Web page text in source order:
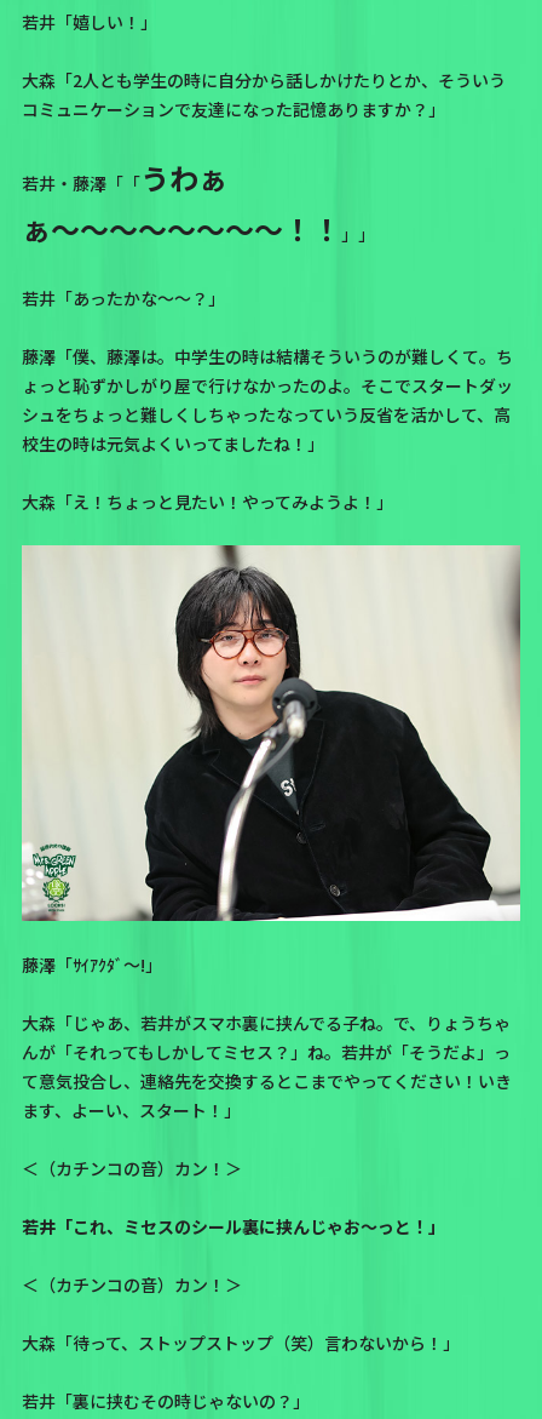
若井「嬉しい！」
大森「2人とも学生の時に自分から話しかけたりとか、そういう
コミュニケーションで友達になった記憶ありますか？」
若井・藤澤「「うわぁ
ぁ〜〜〜〜〜〜〜〜！！ 」」
若井「あったかな〜〜？」
藤澤「僕、藤澤は。中学生の時は結構そういうのが難しくて。ち
ょっと恥ずかしがり屋で行けなかったのよ。そこでスタートダッ
シュをちょっと難しくしちゃったなっていう反省を活かして、高
校生の時は元気よくいってましたね！」
大森「え！ちょっと見たい！やってみようよ！」
藤澤「ｻｲｱｸﾀﾞ〜!」
大森「じゃあ、若井がスマホ裏に挟んでる子ね。で、りょうちゃ
んが「それってもしかしてミセス？」ね。若井が「そうだよ」っ
て意気投合し、連絡先を交換するとこまでやってください！いき
ます、よーい、スタート！」
＜（カチンコの音）カン！＞
若井「これ、ミセスのシール裏に挟んじゃお〜っと！」
＜（カチンコの音）カン！＞
大森「待って、ストップストップ（笑）言わないから！」
若井「裏に挟むその時じゃないの？」